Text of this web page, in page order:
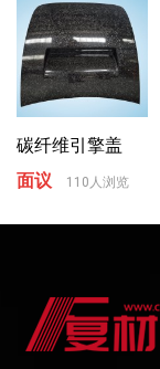
碳纤维引擎盖
面议
110人浏览